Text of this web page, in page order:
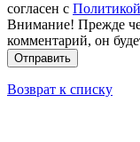
согласен с
Внимание! Прежде
комментарий, он
Отправить
Возврат к списку